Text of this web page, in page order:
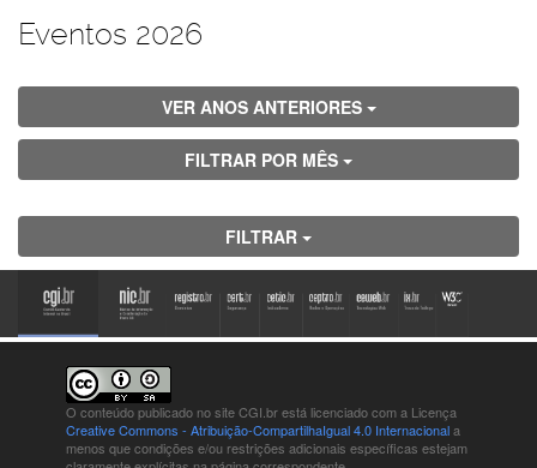
Eventos 2026
VER ANOS ANTERIORES
FILTRAR POR MÊS
FILTRAR
O conteúdo publicado no site CGI.br está licenciado com a Licença
Creative Commons - Atribuição-CompartilhaIgual 4.0 Internacionala
menos que condições e/ou restrições adicionais específicas estejam